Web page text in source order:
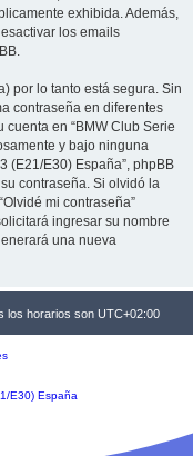
exhibida. Además,
los emails
por lo tanto está segura. Sin
contraseña en diferentes
en “BMW Club Serie
y bajo ninguna
(E21/E30) España”, phpBB
contraseña. Si olvidó la
mi contraseña”
ingresar su nombre
una nueva
los horarios son UTC+02:00
E30) España